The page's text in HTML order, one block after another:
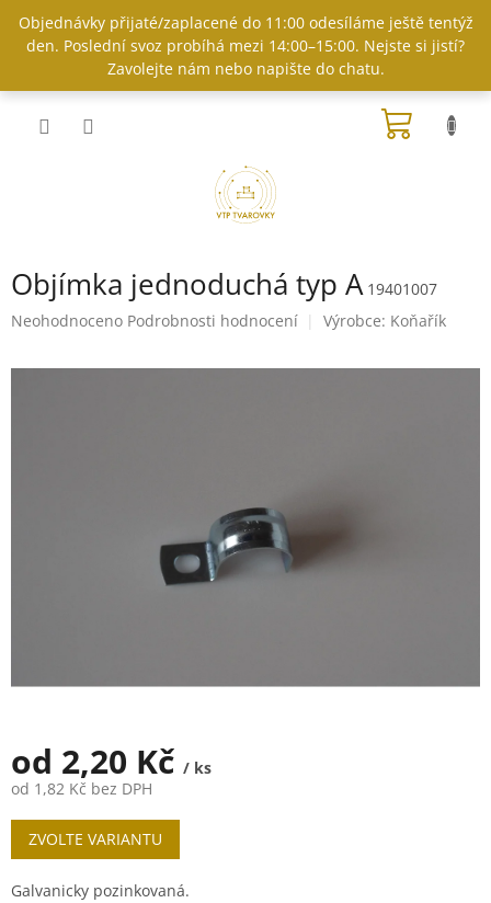
obsah
Objednávky přijaté/zaplacené do 11:00 odesíláme ještě tentýž
den. Poslední svoz probíhá mezi 14:00–15:00. Nejste si jistí?
Zavolejte nám nebo napište do chatu.
Objímka jednoduchá typ A 19401007
Průměrné
Neohodnoceno Podrobnosti hodnocení Výrobce: Koňařík
od 2,20 Kč / ks
od 1,82 Kč bez DPH
Měrná
cena:
ZVOLTE VARIANTU
Galvanicky pozinkovaná.